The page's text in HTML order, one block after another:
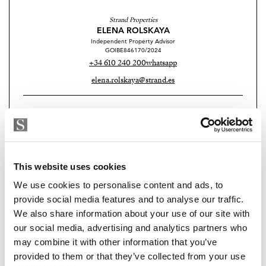
This website uses cookies
We use cookies to personalise content and ads, to
provide social media features and to analyse our traffic.
We also share information about your use of our site with
our social media, advertising and analytics partners who
may combine it with other information that you’ve
provided to them or that they’ve collected from your use
Strand Properties
ELENA ROLSKAYA
Independent Property Advisor
GOIBE846170/2024
+34 610 240 200whatsapp
elena.rolskaya@strand.es
Sind Sie an dieser Immobilie
we will contact you with the language you
choose. We also arrange remote property
viewings by Whats App free of charge.
MAKE CONTACT REQUEST
großen Terrasse mit beeindruckendem Blick auf die
Landschaft und die Berge. Es gibt zwei Bäder, von
denen eines en-suite ist. In der obersten Etage befindet
sich das beeindruckende Wohnzimmer des Anwesens,
das nahtlos in eine große Dachterrasse übergeht. Die
Dachterrasse von ca. 50 m2 bietet einen vielseitigen
Raum mit fantastischer Aussicht.
Die Immobilie wurde von einem renommierten
hochwertigen Bauträger mit viel Liebe zum Detail
entwickelt.
Am Rande des Dorfes gelegen, genießen Sie hier das
dörfliche Leben, aber mit einem Gefühl von Landleben.
Nur einen kurzen Spaziergang vom Dorfzentrum
entfernt, wo Sie Geschäfte, Cafés und Restaurants